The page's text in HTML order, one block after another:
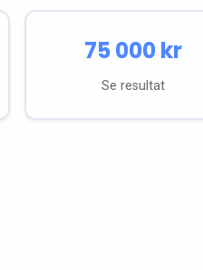
75 000kr
Se resultat